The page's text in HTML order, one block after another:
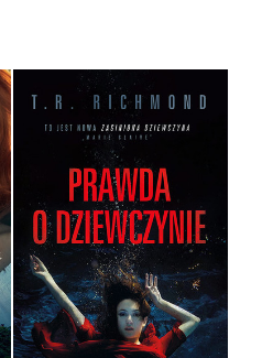
PRAWDA O DZIEWCZYNIE
T.R. RICHMOND
OPRAWA MIĘKKA
32,90 ZŁ